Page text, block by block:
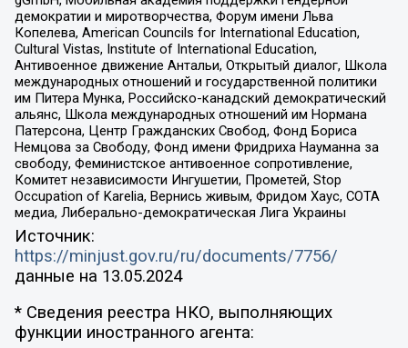
демократии и миротворчества, Форум имени Льва
Копелева, American Councils for International Education,
Cultural Vistas, Institute of International Education,
Антивоенное движение Антальи, Открытый диалог, Школа
международных отношений и государственной политики
им Питера Мунка, Российско-канадский демократический
альянс, Школа международных отношений им Нормана
Патерсона, Центр Гражданских Свобод, Фонд Бориса
Немцова за Свободу, Фонд имени Фридриха Науманна за
свободу, Феминистское антивоенное сопротивление,
Комитет независимости Ингушетии, Прометей, Stop
Occupation of Karelia, Вернись живым, Фридом Хаус, СОТА
медиа, Либерально-демократическая Лига Украины
Источник:
https://minjust.gov.ru/ru/documents/7756/
данные на 13.05.2024
* Сведения реестра НКО, выполняющих
функции иностранного агента: